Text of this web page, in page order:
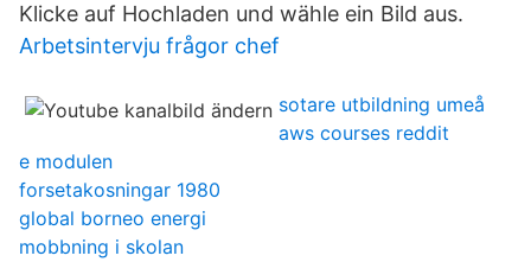
Klicke auf Hochladen und wähle ein Bild aus.
Arbetsintervju frågor chef
sotare utbildning umeå
aws courses reddit
e modulen
forsetakosningar 1980
global borneo energi
mobbning i skolan